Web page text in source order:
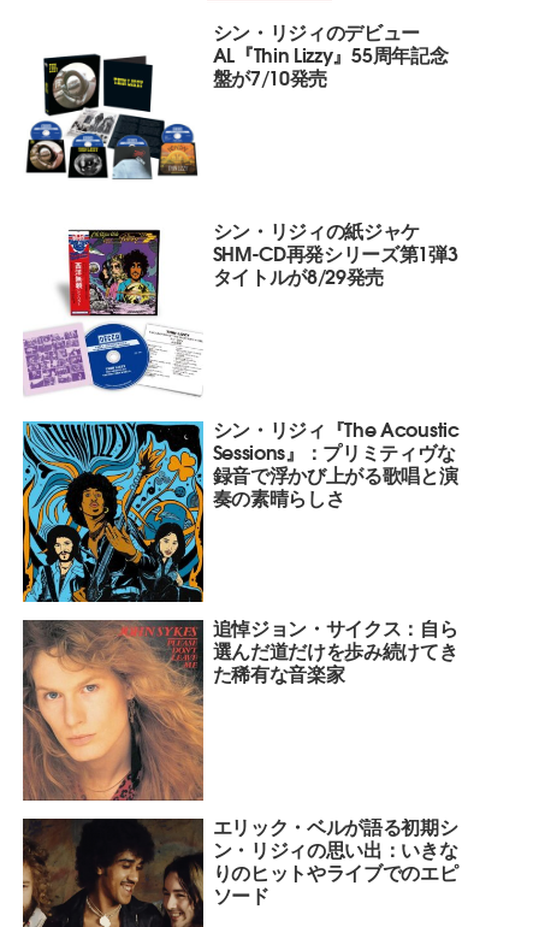
シン・リジィのデビュー
AL『Thin Lizzy』55周年記念
盤が7/10発売
シン・リジィの紙ジャケ
SHM-CD再発シリーズ第1弾3
タイトルが8/29発売
シン・リジィ『The Acoustic
Sessions』：プリミティヴな
録音で浮かび上がる歌唱と演
奏の素晴らしさ
追悼ジョン・サイクス：自ら
選んだ道だけを歩み続けてき
た稀有な音楽家
エリック・ベルが語る初期シ
ン・リジィの思い出：いきな
りのヒットやライブでのエピ
ソード